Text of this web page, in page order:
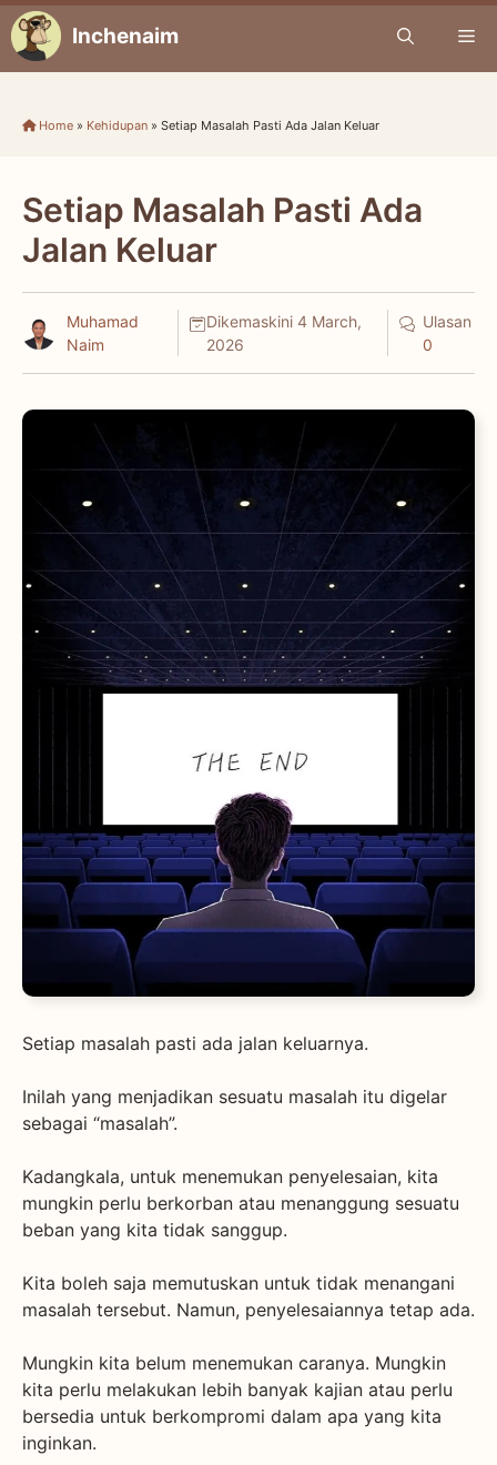
Skip
to
content
Inchenaim
Home » Kehidupan » Setiap Masalah Pasti Ada Jalan Keluar
Setiap Masalah Pasti Ada
Jalan Keluar
Muhamad
Naim
Dikemaskini4 March,
2026
Ulasan
0
Setiap masalah pasti ada jalan keluarnya.
Inilah yang menjadikan sesuatu masalah itu digelar
sebagai “masalah”.
Kadangkala, untuk menemukan penyelesaian, kita
mungkin perlu berkorban atau menanggung sesuatu
beban yang kita tidak sanggup.
Kita boleh saja memutuskan untuk tidak menangani
masalah tersebut. Namun, penyelesaiannya tetap ada.
Mungkin kita belum menemukan caranya. Mungkin
kita perlu melakukan lebih banyak kajian atau perlu
bersedia untuk berkompromi dalam apa yang kita
inginkan.